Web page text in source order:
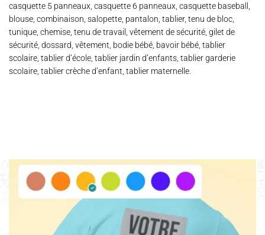
casquette 5 panneaux, casquette 6 panneaux, casquette baseball,
blouse, combinaison, salopette, pantalon, tablier, tenu de bloc,
tunique, chemise, tenu de travail, vêtement de sécurité, gilet de
sécurité, dossard, vêtement, bodie bébé, bavoir bébé, tablier
scolaire, tablier d’école, tablier jardin d’enfants, tablier garderie
scolaire, tablier crèche d’enfant, tablier maternelle.